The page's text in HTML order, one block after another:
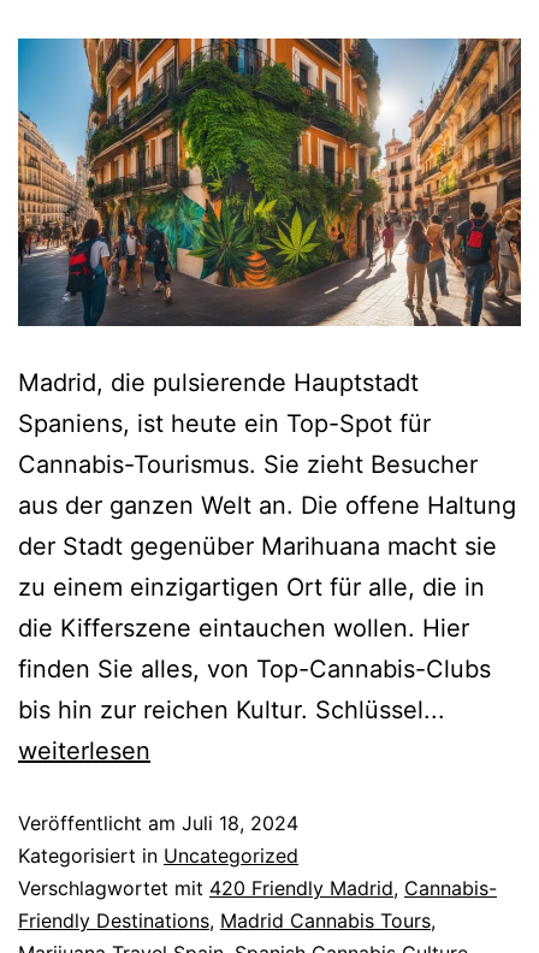
Madrid, die pulsierende Hauptstadt
Spaniens, ist heute ein Top-Spot für
Cannabis-Tourismus. Sie zieht Besucher
aus der ganzen Welt an. Die offene Haltung
der Stadt gegenüber Marihuana macht sie
zu einem einzigartigen Ort für alle, die in
die Kifferszene eintauchen wollen. Hier
finden Sie alles, von Top-Cannabis-Clubs
bis hin zur reichen Kultur. Schlüssel...
weiterlesen
Veröffentlicht am Juli 18, 2024
Kategorisiert in Uncategorized
Verschlagwortet mit 420 Friendly Madrid, Cannabis-
Friendly Destinations, Madrid Cannabis Tours,